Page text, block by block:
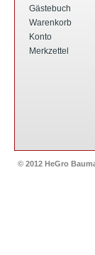
Gästebuch
Warenkorb
Konto
Merkzettel
© 2012 HeGro